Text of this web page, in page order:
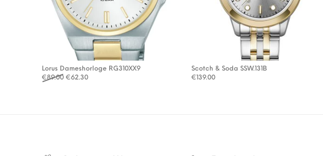
Lorus Dameshorloge RG310XX9
€89.00 Oorspronkelijke prijs was: €89.00.
€62.30Huidige prijs is: €62.30.
Scotch & Soda SSW.131B
€139.00